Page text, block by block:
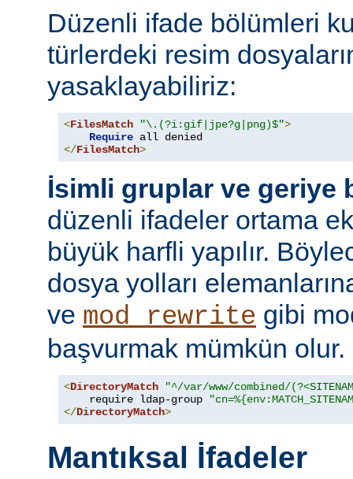
Düzenli ifade bölümleri
türlerdeki resim
yasaklayabiliriz:
<FilesMatch "\.(?i:gif|jpe?g|png)$">
Require
</FilesMatch>
İsimli gruplar ve geriye
düzenli ifadeler ortama
büyük harfli yapılır.
dosya yolları
ve mod_rewrite gibi
başvurmak mümkün olur.
<DirectoryMatch
"^/var/www/combined/
    require ldap-group
</DirectoryMatch>
Mantıksal İfadeler